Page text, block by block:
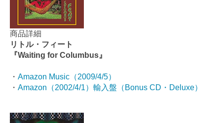
商品詳細
リトル・フィート
『Waiting for Columbus』
・ Amazon Music（2009/4/5）
・ Amazon（2002/4/1）輸入盤（Bonus CD・Deluxe）